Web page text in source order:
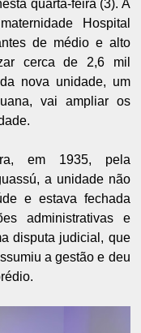
quarta-feira (3). A
Hospital
de médio e alto
cerca de 2,6 mil
nova unidade, um
vai ampliar os
em 1935, pela
a unidade não
e estava fechada
administrativas e
disputa judicial, que
a gestão e deu